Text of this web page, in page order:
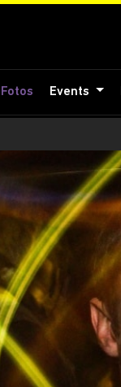
Fotos Events